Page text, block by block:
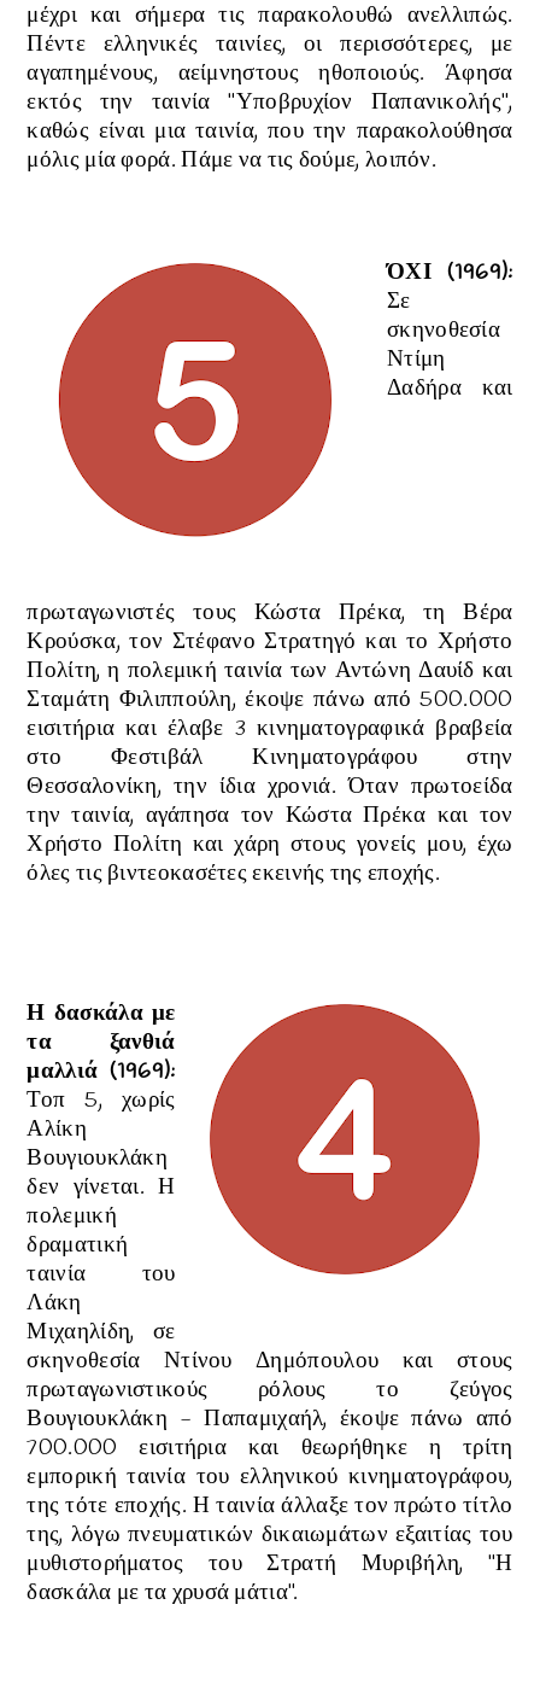
μέχρι και σήμερα τις παρακολουθώ ανελλιπώς.
Πέντε ελληνικές ταινίες, οι περισσότερες, με
αγαπημένους, αείμνηστους ηθοποιούς. Άφησα
εκτός την ταινία "Υποβρυχίον Παπανικολής",
καθώς είναι μια ταινία, που την παρακολούθησα
μόλις μία φορά.Πάμε να τις δούμε, λοιπόν.
ΌΧΙ (1969):
Σε
σκηνοθεσία
Ντίμη
Δαδήρα και
πρωταγωνιστές τους Κώστα Πρέκα, τη Βέρα
Κρούσκα, τον Στέφανο Στρατηγό και το Χρήστο
Πολίτη, η πολεμική ταινία των Αντώνη Δαυίδ και
Σταμάτη Φιλιππούλη, έκοψε πάνω από 500.000
εισιτήρια και έλαβε 3 κινηματογραφικά βραβεία
στο Φεστιβάλ Κινηματογράφου στην
Θεσσαλονίκη, την ίδια χρονιά. Όταν πρωτοείδα
την ταινία, αγάπησα τον Κώστα Πρέκα και τον
Χρήστο Πολίτη και χάρη στους γονείς μου, έχω
όλες τις βιντεοκασέτες εκεινής της εποχής.
Η δασκάλα με
τα ξανθιά
μαλλιά(1969):
Τοπ 5, χωρίς
Αλίκη
Βουγιουκλάκη
δεν γίνεται. Η
πολεμική
δραματική
ταινία του
Λάκη
Μιχαηλίδη, σε
σκηνοθεσία Ντίνου Δημόπουλου και στους
πρωταγωνιστικούς ρόλους το ζεύγος
Βουγιουκλάκη - Παπαμιχαήλ, έκοψε πάνω από
700.000εισιτήρια και θεωρήθηκε η τρίτη
εμπορική ταινία του ελληνικού κινηματογράφου,
της τότε εποχής. Η ταινία άλλαξε τον πρώτο τίτλο
της, λόγω πνευματικών δικαιωμάτων εξαιτίας του
μυθιστορήματος του Στρατή Μυριβήλη, "Η
δασκάλα με τα χρυσά μάτια".